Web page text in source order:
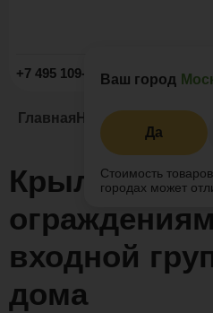
Ваш город
Да
Стоимость
городах может
+7 495 109-52-09
Главная Наши проекты
Крыльцо с
входной
дома